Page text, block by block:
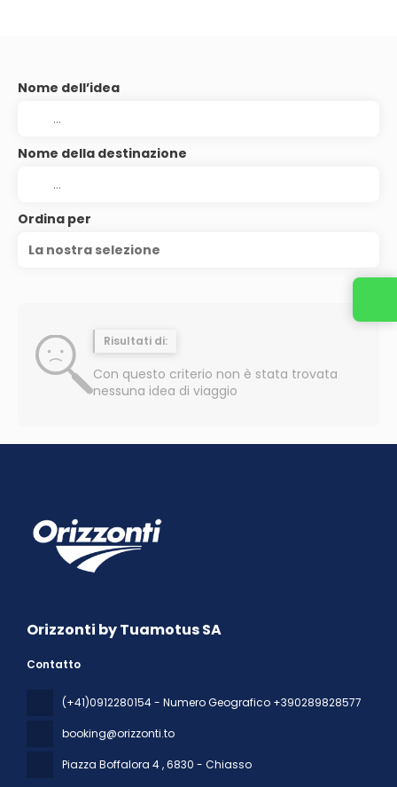
Nome dell’idea
Nome della destinazione
Ordina per
La nostra selezione
Risultati di:
Con questo criterio non è stata trovata
nessuna idea di viaggio
Orizzonti by Tuamotus SA
Contatto
(+41)0912280154 - Numero Geografico +390289828577
booking@orizzonti.to
Piazza Boffalora 4, 6830 - Chiasso